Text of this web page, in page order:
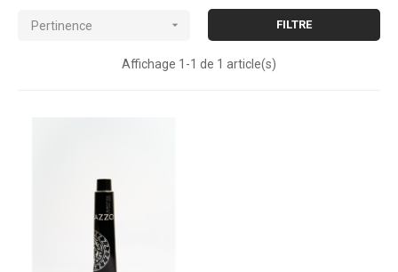
Pertinence  FILTRE
Affichage 1-1 de 1 article(s)